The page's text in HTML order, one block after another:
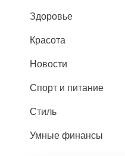
Здоровье
Красота
Новости
Спорт и питание
Стиль
Умные финансы